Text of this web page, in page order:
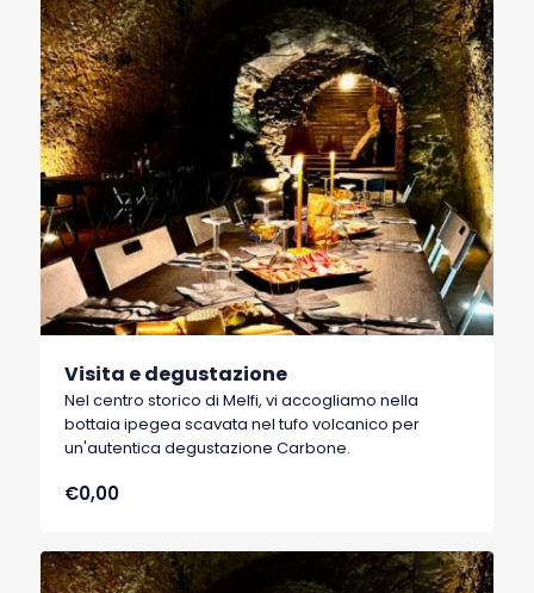
Visita e degustazione
Nel centro storico di Melfi, vi accogliamo nella
bottaia ipegea scavata nel tufo volcanico per
un'autentica degustazione Carbone.
€0,00